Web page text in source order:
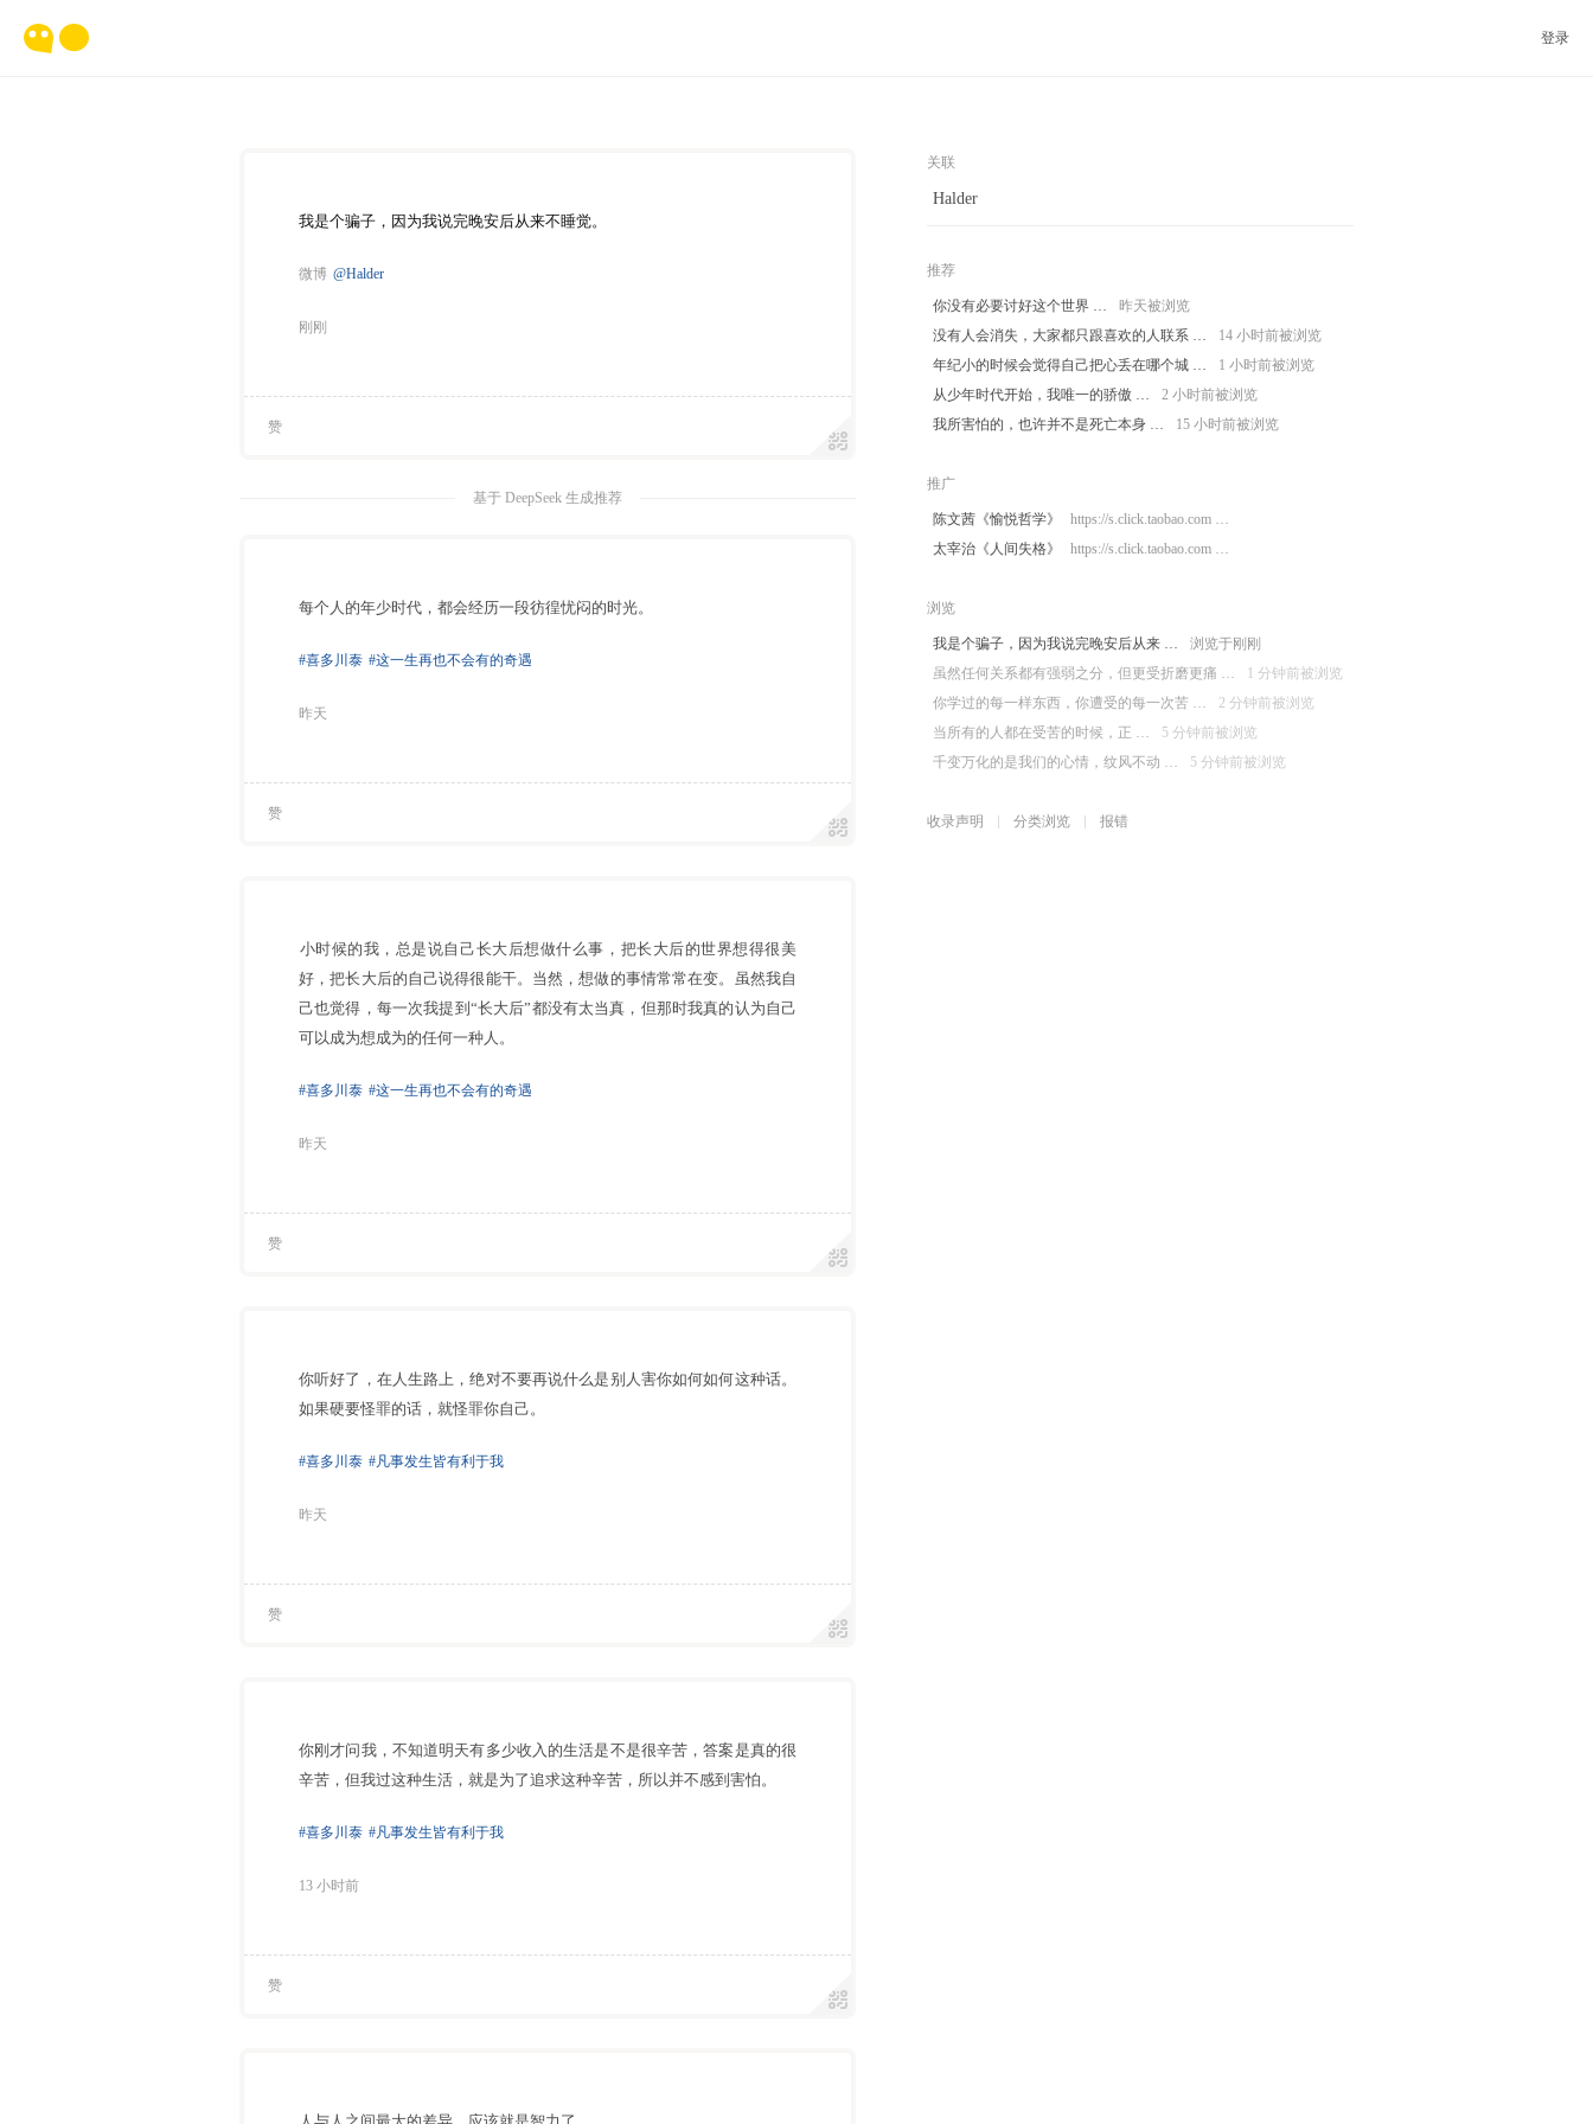
登录
我是个骗子，因为我说完晚安后从来不睡觉。
微博 @Halder
刚刚
赞
基于 DeepSeek 生成推荐
⁠每个人的年少时代，都会经历一段彷徨忧闷的时光。
#喜多川泰 #这一生再也不会有的奇遇
昨天
赞
⁠小时候的我，总是说自己长大后想做什么事，把长大后的世界想得很美
好，把长大后的自己说得很能干。当然，想做的事情常常在变。虽然我自
己也觉得，每一次我提到“长大后”都没有太当真，但那时我真的认为自己
可以成为想成为的任何一种人。
#喜多川泰 #这一生再也不会有的奇遇
昨天
赞
你听好了，在人生路上，绝对不要再说什么是别人害你如何如何这种话。
如果硬要怪罪的话，就怪罪你自己。
#喜多川泰 #凡事发生皆有利于我
昨天
赞
你刚才问我，不知道明天有多少收入的生活是不是很辛苦，答案是真的很
辛苦，但我过这种生活，就是为了追求这种辛苦，所以并不感到害怕。
#喜多川泰 #凡事发生皆有利于我
13 小时前
赞
关联
Halder
推荐
你没有必要讨好这个世界 …
昨天被浏览
没有人会消失，大家都只跟喜欢的人联系 …
14 小时前被浏览
年纪小的时候会觉得自己把心丢在哪个城 …
1 小时前被浏览
从少年时代开始，我唯一的骄傲 …
2 小时前被浏览
我所害怕的，也许并不是死亡本身 …
15 小时前被浏览
推广
陈文茜《愉悦哲学》
https://s.click.taobao.com …
太宰治《人间失格》
https://s.click.taobao.com …
浏览
我是个骗子，因为我说完晚安后从来 …
浏览于刚刚
虽然任何关系都有强弱之分，但更受折磨更痛 …
1 分钟前被浏览
你学过的每一样东西，你遭受的每一次苦 …
2 分钟前被浏览
当所有的人都在受苦的时候，正 …
5 分钟前被浏览
千变万化的是我们的心情，纹风不动 …
5 分钟前被浏览
收录声明 分类浏览 报错